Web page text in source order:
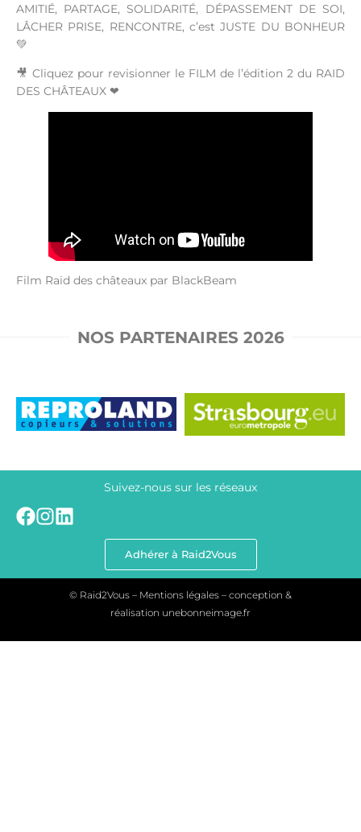
AMITIÉ, PARTAGE, SOLIDARITÉ, DÉPASSEMENT DE SOI,
LÂCHER PRISE, RENCONTRE, c’est JUSTE DU BONHEUR
💚
🎥 Cliquez pour revisionner le FILM de l’édition 2 du RAID
DES CHÂTEAUX ❤
Film Raid des châteaux par BlackBeam
NOS PARTENAIRES 2026
Suivez-nous sur les réseaux
Adhérer à Raid2Vous
© Raid2Vous – Mentions légales – conception &
réalisation unebonneimage.fr